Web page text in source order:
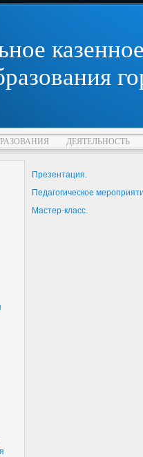
ДЕЯТЕЛЬНОСТЬ
Презентация.
Педагогическое
Мастер-класс.